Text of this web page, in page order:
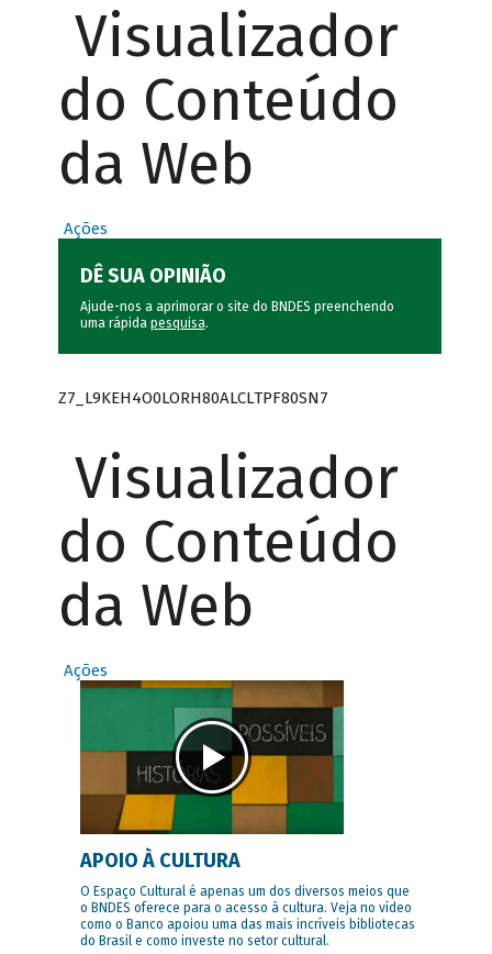
Visualizador
do Conteúdo
da Web
Ações
DÊ SUA OPINIÃO
Ajude-nos a aprimorar o site do BNDES preenchendo
uma rápida pesquisa.
Z7_L9KEH4O0LORH80ALCLTPF80SN7
Visualizador
do Conteúdo
da Web
Ações
APOIO À CULTURA
O Espaço Cultural é apenas um dos diversos meios que
o BNDES oferece para o acesso à cultura. Veja no vídeo
como o Banco apoiou uma das mais incríveis bibliotecas
do Brasil e como investe no setor cultural.